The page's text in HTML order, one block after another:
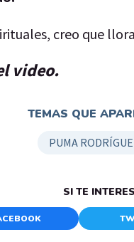
creo que
video.
TEMAS QUE
PUMA
SI TE